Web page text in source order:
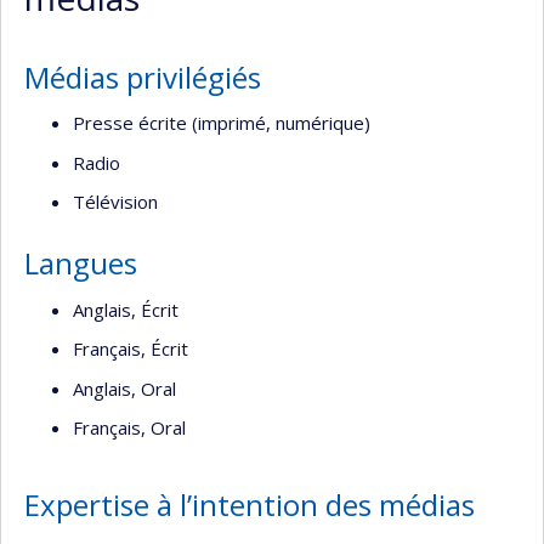
Médias privilégiés
Presse écrite (imprimé, numérique)
Radio
Télévision
Langues
Anglais, Écrit
Français, Écrit
Anglais, Oral
Français, Oral
Expertise à l’intention des médias